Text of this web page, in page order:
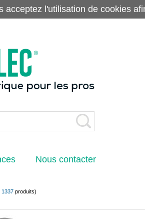
Nous contacter
1337 produits)
acceptez l'utilisation de cookies